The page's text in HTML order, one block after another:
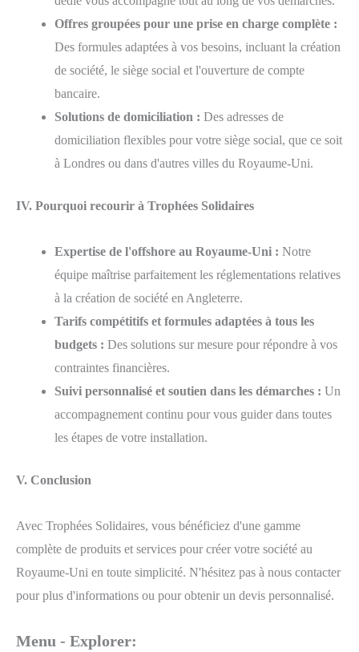
Offres groupées pour une prise en charge complète :
Des formules adaptées à vos besoins, incluant la création
de société, le siège social et l'ouverture de compte
bancaire.
Solutions de domiciliation : Des adresses de
domiciliation flexibles pour votre siège social, que ce soit
à Londres ou dans d'autres villes du Royaume-Uni.
IV. Pourquoi recourir à Trophées Solidaires
Expertise de l'offshore au Royaume-Uni : Notre
équipe maîtrise parfaitement les réglementations relatives
à la création de société en Angleterre.
Tarifs compétitifs et formules adaptées à tous les
budgets : Des solutions sur mesure pour répondre à vos
contraintes financières.
Suivi personnalisé et soutien dans les démarches : Un
accompagnement continu pour vous guider dans toutes
les étapes de votre installation.
V. Conclusion
Avec Trophées Solidaires, vous bénéficiez d'une gamme
complète de produits et services pour créer votre société au
Royaume-Uni en toute simplicité. N'hésitez pas à nous contacter
pour plus d'informations ou pour obtenir un devis personnalisé.
Menu - Explorer: